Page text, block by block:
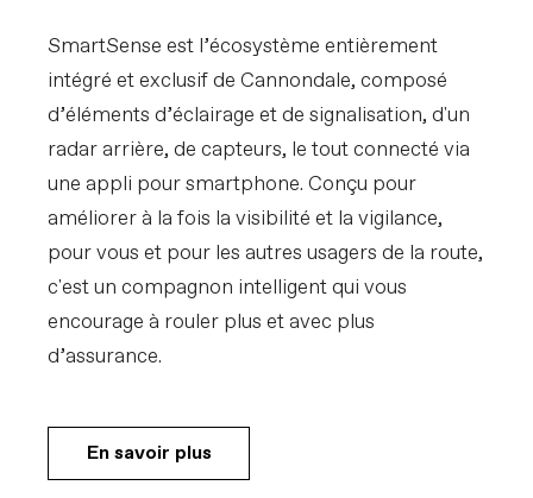
SmartSense est l’écosystème entièrement
intégré et exclusif de Cannondale, composé
d’éléments d’éclairage et de signalisation, d'un
radar arrière, de capteurs, le tout connecté via
une appli pour smartphone. Conçu pour
améliorer à la fois la visibilité et la vigilance,
pour vous et pour les autres usagers de la route,
c'est un compagnon intelligent qui vous
encourage à rouler plus et avec plus
d’assurance.
En savoir plus